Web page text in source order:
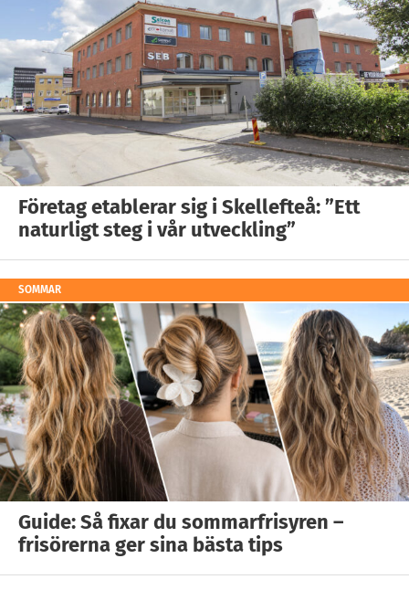
Företag etablerar sig i Skellefteå: ”Ett
naturligt steg i vår utveckling”
SOMMAR
Guide: Så fixar du sommarfrisyren –
frisörerna ger sina bästa tips